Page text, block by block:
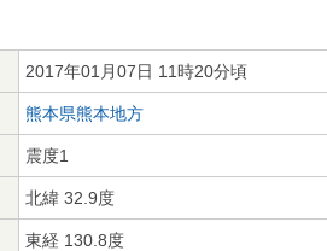
2017年01月07日 11時20分頃
熊本県熊本地方
震度1
北緯 32.9度
東経 130.8度